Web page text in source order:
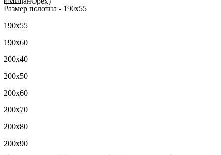
Размер полотна - 190х55
190х55
190х60
200х40
200х50
200х60
200х70
200х80
200х90